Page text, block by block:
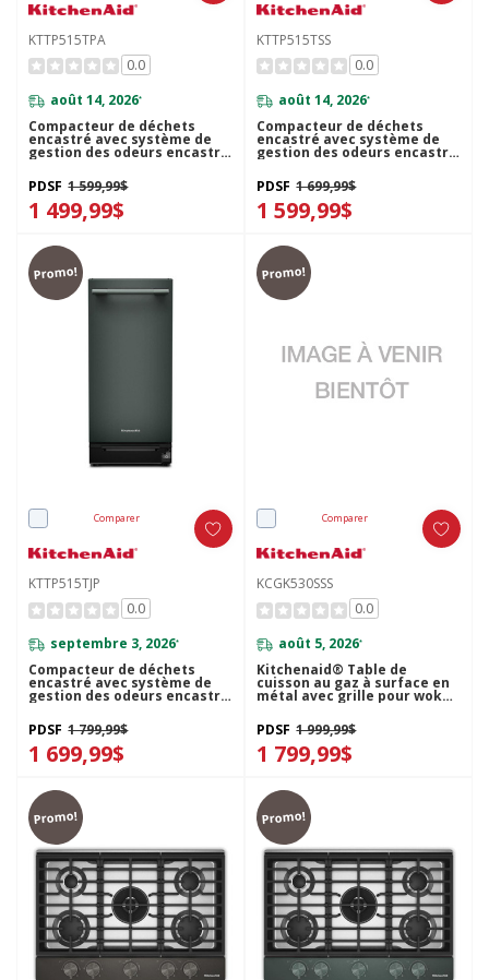
KTTP515TPA
0.0
août 14, 2026*
Compacteur de déchets
encastré avec système de
gestion des odeurs encastré
KitchenAid® de 15 po
KTTP515TPA
PDSF 1 599,99$
1 499,99$
KTTP515TSS
0.0
août 14, 2026*
Compacteur de déchets
encastré avec système de
gestion des odeurs encastré
KitchenAid® de 15 po
KTTP515TSS
PDSF 1 699,99$
1 599,99$
Promo!
Comparer
KTTP515TJP
0.0
septembre 3, 2026*
Compacteur de déchets
encastré avec système de
gestion des odeurs encastré
KitchenAid® de 15 po
KTTP515TJP
PDSF 1 799,99$
1 699,99$
Promo!
Comparer
KCGK530SSS
0.0
août 5, 2026*
Kitchenaid® Table de
cuisson au gaz à surface en
métal avec grille pour wok
intégrée et fini CookShield™
KCGK530SSS
PDSF 1 999,99$
1 799,99$
Promo! Promo!